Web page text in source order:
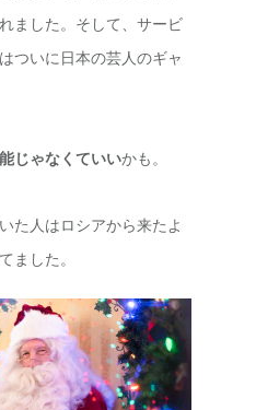
ました。そして、サービ
ついに日本の芸人のギャ
じゃなくていいかも。
た人はロシアから来たよ
ました。